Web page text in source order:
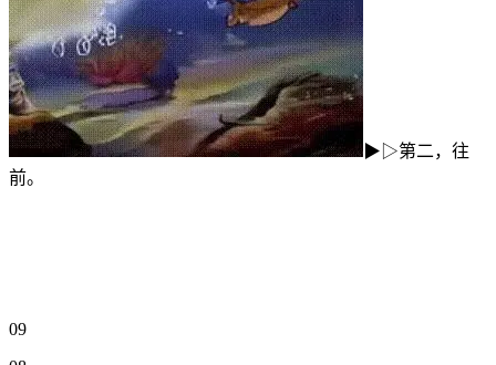
▶▷第二，往
前。
09